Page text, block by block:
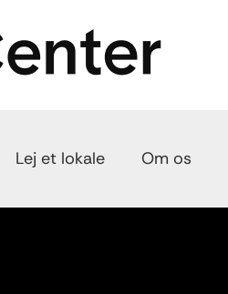
Lej et lokale Om os